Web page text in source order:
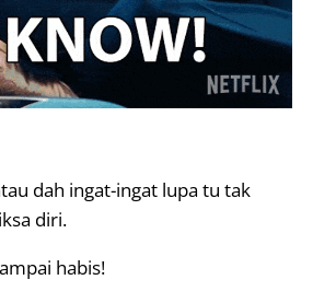
dah ingat-ingat lupa tu tak
diri.
habis!